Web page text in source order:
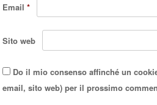
Email*
Sito web
Do il mio consenso affinché un
email, sito web) per il prossimo